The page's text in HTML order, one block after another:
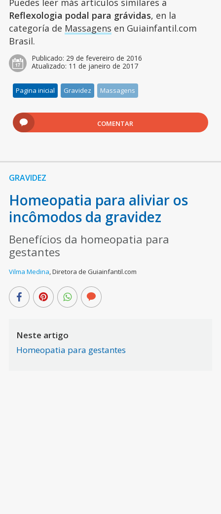
Puedes leer más artículos similares a
Reflexologia podal para grávidas, en la
categoría de Massagens en Guiainfantil.com
Brasil.
Publicado: 29 de fevereiro de 2016
Atualizado: 11 de janeiro de 2017
Pagina inicial Gravidez Massagens
COMENTAR
GRAVIDEZ
Homeopatia para aliviar os
incômodos da gravidez
Benefícios da homeopatia para
gestantes
Vilma Medina,Diretora de Guiainfantil.com
Neste artigo
Homeopatia para gestantes